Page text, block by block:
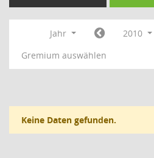
Jahr
2010
Gremium auswählen
Keine Daten gefunden.